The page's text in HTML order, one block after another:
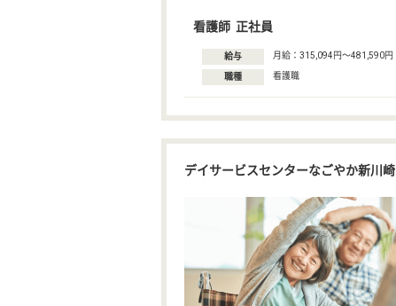
看護師 正社員
給与 月給：315,094円〜481,590円
職種 看護職
デイサービスセンターなごやか新川崎